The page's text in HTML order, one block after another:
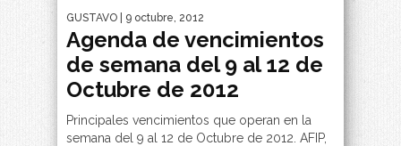
GUSTAVO | 9 octubre, 2012
Agenda de vencimientos
de semana del 9 al 12 de
Octubre de 2012
Principales vencimientos que operan en la
semana del 9 al 12 de Octubre de 2012. AFIP,